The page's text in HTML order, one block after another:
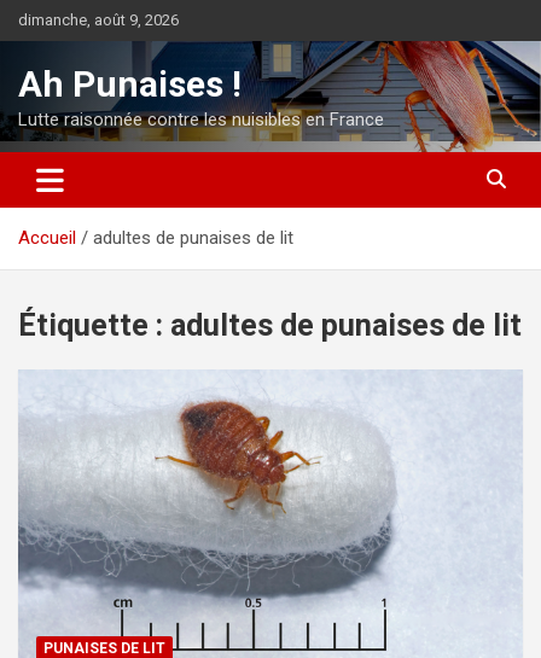
Aller
au
dimanche, août 9, 2026
Ah Punaises !
Lutte raisonnée contre les nuisibles en France
Accueil adultes de punaises de lit
Étiquette : adultes de punaises de lit
PUNAISES DE LIT